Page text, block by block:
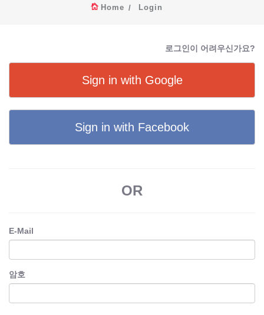
Home Login
로그인이 어려우신가요?
Sign in with Google
Sign in with Facebook
OR
E-Mail
암호